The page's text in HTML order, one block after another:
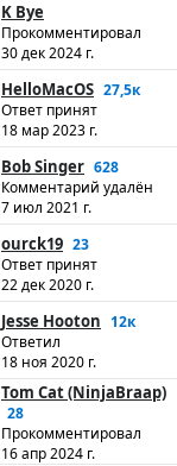
K Bye
Прокомментировал
30 дек 2024 г.
HelloMacOS 27,5к
Ответ принят
18 мар 2023 г.
Bob Singer 628
Комментарий удалён
7 июл 2021 г.
ourck19 23
Ответ принят
22 дек 2020 г.
Jesse Hooton 12к
Ответил
18 ноя 2020 г.
Tom Cat (NinjaBraap)
28
Прокомментировал
16 апр 2024 г.